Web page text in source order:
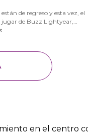
de regreso y esta vez, el
jugar de Buzz Lightyear,
y el resto del grupo se ve
sobre lo que es mejor para
¿Volverá el juego a ser
en el centro